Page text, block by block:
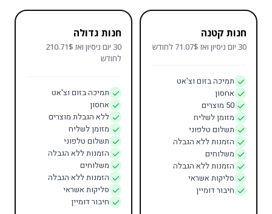
חנות קטנה
30 יום ניסיון ואז 71.07$ לחודש
תמיכה בזום וצ'אט
אחסון
50 מוצרים
מזומן לשליח
תשלום טלפוני
הזמנות ללא הגבלה
משלוחים
הזמנות ללא הגבלה
סליקות אשראי
חיבור דומיין
חנות גדולה
30 יום ניסיון ואז 210.71$
לחודש
תמיכה בזום וצ'אט
אחסון
ללא הגבלת מוצרים
מזומן לשליח
תשלום טלפוני
הזמנות ללא הגבלה
משלוחים
הזמנות ללא הגבלה
סליקות אשראי
חיבור דומיין